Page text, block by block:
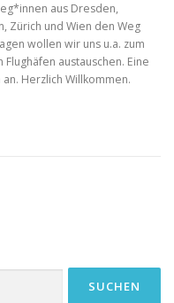
aus Dresden,
Zürich und Wien den Weg
wollen wir uns u.a. zum
austauschen. Eine
Herzlich Willkommen.